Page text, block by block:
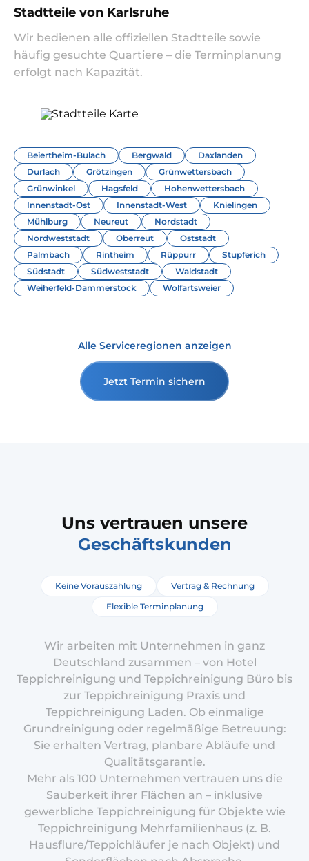
Stadtteile von Karlsruhe
Wir bedienen alle offiziellen Stadtteile sowie
häufig gesuchte Quartiere – die Terminplanung
erfolgt nach Kapazität.
Beiertheim-Bulach Bergwald
Daxlanden
Durlach
Grötzingen
Grünwettersbach
Grünwinkel
Hagsfeld
Hohenwettersbach
Innenstadt-Ost
Innenstadt-West
Knielingen
Mühlburg
Neureut
Nordstadt
Nordweststadt
Oberreut
Oststadt
Palmbach
Rintheim Rüppurr
Stupferich
Südstadt
Südweststadt
Waldstadt
Weiherfeld-Dammerstock
Wolfartsweier
Alle Serviceregionen anzeigen
Jetzt Termin sichern
Uns vertrauen unsere
Geschäftskunden
Keine Vorauszahlung
Vertrag & Rechnung
Flexible Terminplanung
Wir arbeiten mit Unternehmen in ganz
Deutschland zusammen – von Hotel
Teppichreinigung und Teppichreinigung Büro bis
zur Teppichreinigung Praxis und
Teppichreinigung Laden. Ob einmalige
Grundreinigung oder regelmäßige Betreuung:
Sie erhalten Vertrag, planbare Abläufe und
Qualitätsgarantie.
Mehr als 100 Unternehmen vertrauen uns die
Sauberkeit ihrer Flächen an – inklusive
gewerbliche Teppichreinigung für Objekte wie
Teppichreinigung Mehrfamilienhaus (z. B.
Hausflure/Teppichläufer je nach Objekt) und